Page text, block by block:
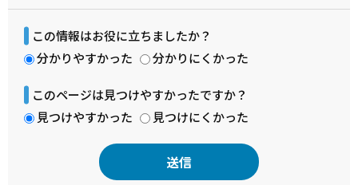
この情報はお役に立ちましたか？
分かりやすかった
分かりにくかった
このページは見つけやすかったですか？
見つけやすかった
見つけにくかった